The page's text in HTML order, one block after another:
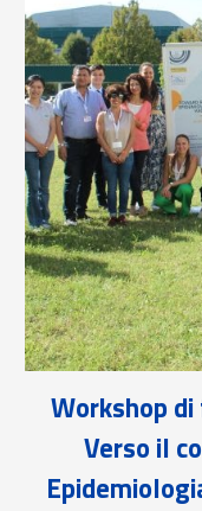
Workshop
Verso il